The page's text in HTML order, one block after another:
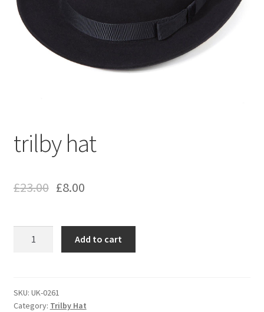
trilby hat
£23.00 £8.00
Add to cart
SKU: UK-0261
Category: Trilby Hat